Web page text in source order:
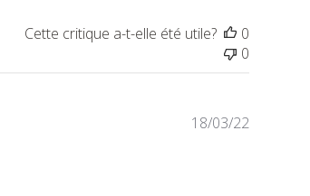
Cette critique a-t-elle été utile?
0
0
Date
18/03/22